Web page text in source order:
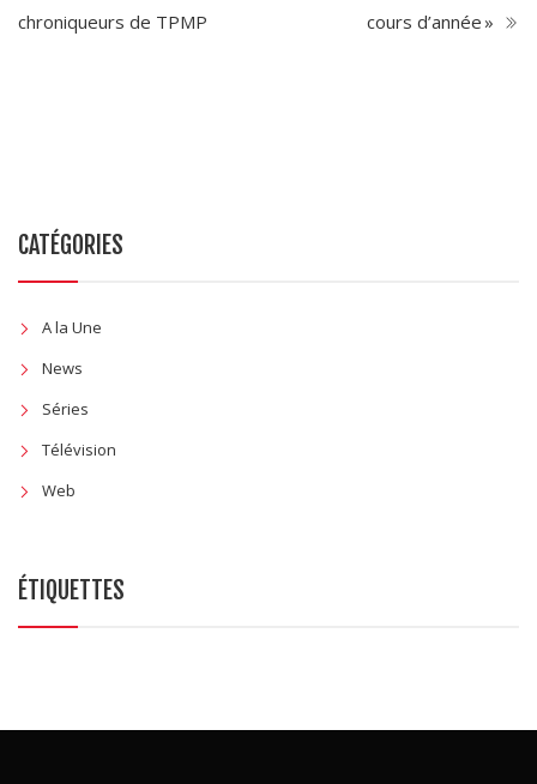
chroniqueurs de TPMP
cours d’année »
CATÉGORIES
A la Une
News
Séries
Télévision
Web
ÉTIQUETTES